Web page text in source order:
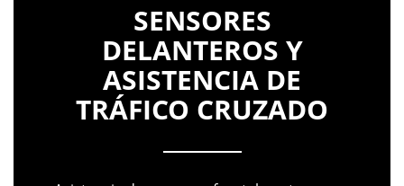
SENSORES
DELANTEROS Y
ASISTENCIA DE
TRÁFICO CRUZADO